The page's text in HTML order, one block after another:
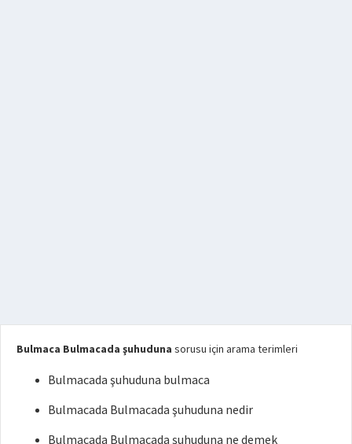
Bulmaca Bulmacada şuhuduna sorusu için arama terimleri
Bulmacada şuhuduna bulmaca
Bulmacada Bulmacada şuhuduna nedir
Bulmacada Bulmacada şuhuduna ne demek